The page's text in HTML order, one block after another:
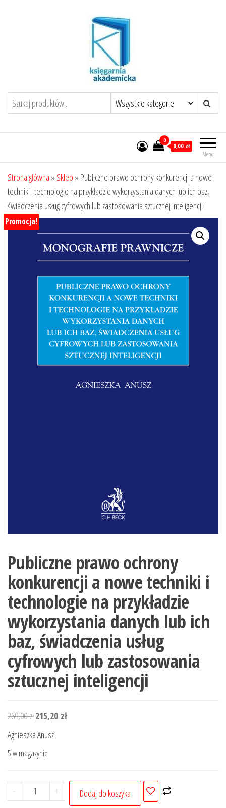
Menu
0
0,00 zł
Strona główna » Sklep » Publiczne prawo ochrony konkurencji a nowe
techniki i technologie na przykładzie wykorzystania danych lub ich baz,
świadczenia usług cyfrowych lub zastosowania sztucznej inteligencji
Promocja!
Publiczne prawo ochrony
konkurencji a nowe techniki i
technologie na przykładzie
wykorzystania danych lub ich
baz, świadczenia usług
cyfrowych lub zastosowania
sztucznej inteligencji
269,00złPierwotna
cena
269,00 zł.
215,20 złAktualna
Agnieszka Anusz
5 w magazynie
-
ilość
Publiczne
+ Dodaj do koszyka